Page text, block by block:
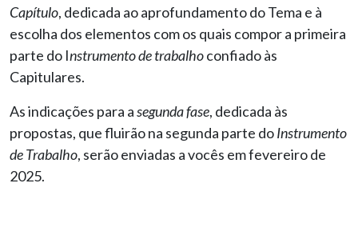
Capítulo, dedicada ao aprofundamento do Tema e à
escolha dos elementos com os quais compor a primeira
parte do Instrumento de trabalhoconfiado às
Capitulares.
As indicações para asegunda fase, dedicada às
propostas, que fluirão na segunda parte doInstrumento
de Trabalho, serão enviadas a vocês em fevereiro de
2025.